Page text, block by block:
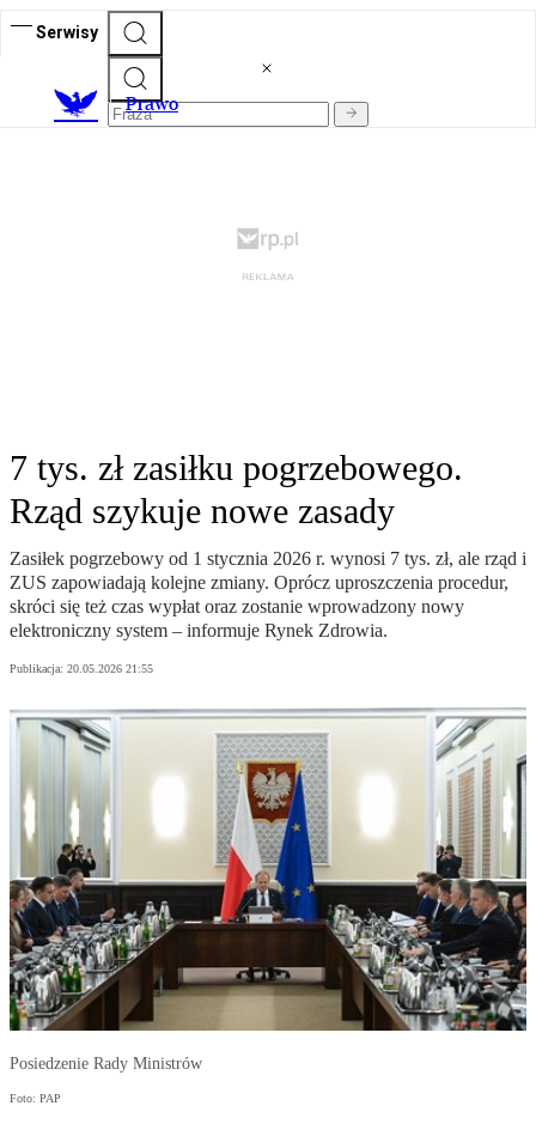
Serwisy
Prawo
7 tys. zł zasiłku pogrzebowego.
Rząd szykuje nowe zasady
Zasiłek pogrzebowy od 1 stycznia 2026 r. wynosi 7 tys. zł, ale rząd i
ZUS zapowiadają kolejne zmiany. Oprócz uproszczenia procedur,
skróci się też czas wypłat oraz zostanie wprowadzony nowy
elektroniczny system – informuje Rynek Zdrowia.
Publikacja: 20.05.2026 21:55
Posiedzenie Rady Ministrów
Foto: PAP